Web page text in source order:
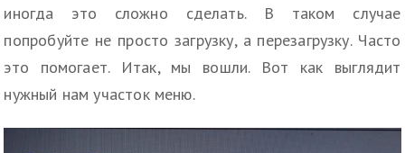
иногда это сложно сделать. В таком случае
попробуйте не просто загрузку, а перезагрузку. Часто
это помогает. Итак, мы вошли. Вот как выглядит
нужный нам участок меню.